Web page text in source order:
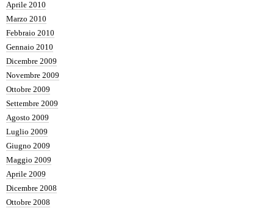
Aprile 2010
Marzo 2010
Febbraio 2010
Gennaio 2010
Dicembre 2009
Novembre 2009
Ottobre 2009
Settembre 2009
Agosto 2009
Luglio 2009
Giugno 2009
Maggio 2009
Aprile 2009
Dicembre 2008
Ottobre 2008